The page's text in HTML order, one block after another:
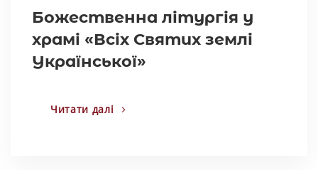
Божественна літургія у
храмі «Всіх Святих землі
Української»
Читати далі